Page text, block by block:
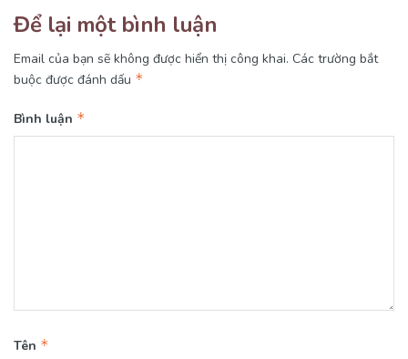
Để lại một bình luận
Email của bạn sẽ không được hiển thị công khai. Các trường bắt
buộc được đánh dấu *
Bình luận *
Tên *